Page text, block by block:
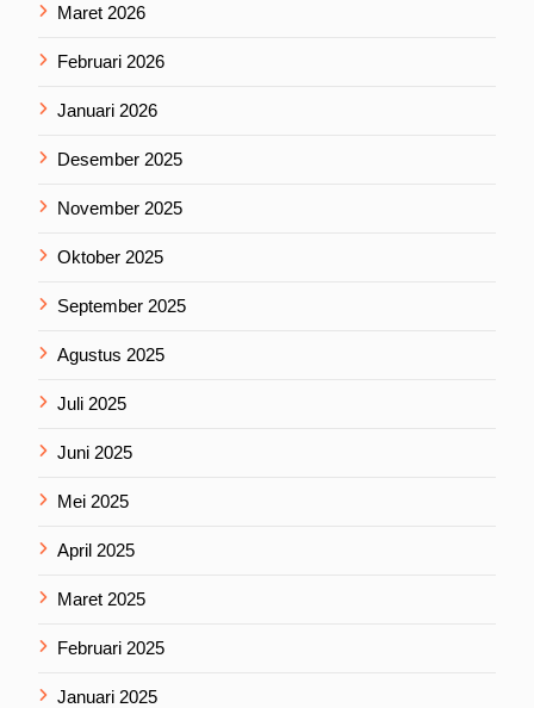
Maret 2026
Februari 2026
Januari 2026
Desember 2025
November 2025
Oktober 2025
September 2025
Agustus 2025
Juli 2025
Juni 2025
Mei 2025
April 2025
Maret 2025
Februari 2025
Januari 2025